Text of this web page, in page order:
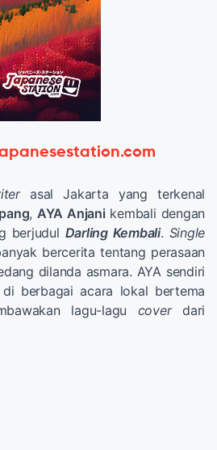
asal Jakarta yang terkenal
, AYA Anjani kembali dengan
berjudul Darling Kembali. Single
bercerita tentang perasaan
dilanda asmara. AYA sendiri
berbagai acara lokal bertema
lagu-lagu coverdari